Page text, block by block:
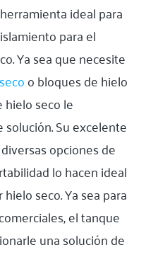
ideal para
para el
Ya sea que necesite
o bloques de hielo
seco le
Su excelente
opciones de
lo hacen ideal
seco. Ya sea para
el tanque
una solución de